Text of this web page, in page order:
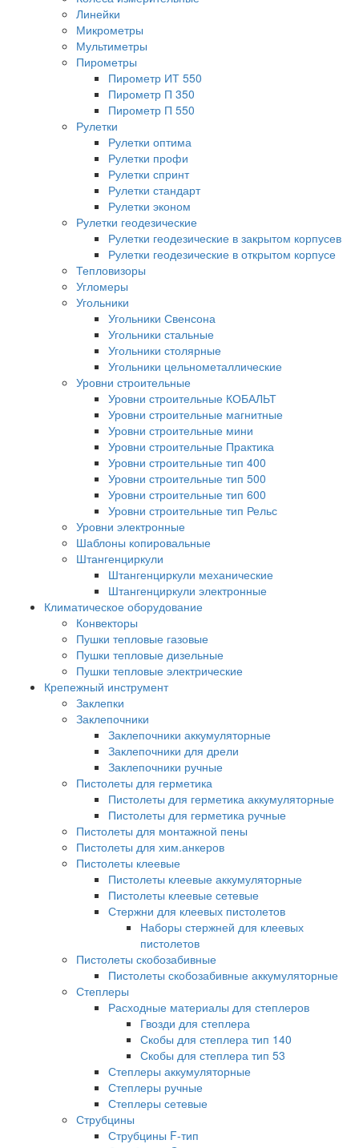
Линейки
Микрометры
Мультиметры
Пирометры
Пирометр ИТ 550
Пирометр П 350
Пирометр П 550
Рулетки
Рулетки оптима
Рулетки профи
Рулетки спринт
Рулетки стандарт
Рулетки эконом
Рулетки геодезические
Рулетки геодезические в закрытом корпусев
Рулетки геодезические в открытом корпусе
Тепловизоры
Угломеры
Угольники
Угольники Свенсона
Угольники стальные
Угольники столярные
Угольники цельнометаллические
Уровни строительные
Уровни строительные КОБАЛЬТ
Уровни строительные магнитные
Уровни строительные мини
Уровни строительные Практика
Уровни строительные тип 400
Уровни строительные тип 500
Уровни строительные тип 600
Уровни строительные тип Рельс
Уровни электронные
Шаблоны копировальные
Штангенциркули
Штангенциркули механические
Штангенциркули электронные
Климатическое оборудование
Конвекторы
Пушки тепловые газовые
Пушки тепловые дизельные
Пушки тепловые электрические
Крепежный инструмент
Заклепки
Заклепочники
Заклепочники аккумуляторные
Заклепочники для дрели
Заклепочники ручные
Пистолеты для герметика
Пистолеты для герметика аккумуляторные
Пистолеты для герметика ручные
Пистолеты для монтажной пены
Пистолеты для хим.анкеров
Пистолеты клеевые
Пистолеты клеевые аккумуляторные
Пистолеты клеевые сетевые
Стержни для клеевых пистолетов
Наборы стержней для клеевых
пистолетов
Пистолеты скобозабивные
Пистолеты скобозабивные аккумуляторные
Степлеры
Расходные материалы для степлеров
Гвозди для степлера
Скобы для степлера тип 140
Скобы для степлера тип 53
Степлеры аккумуляторные
Степлеры ручные
Степлеры сетевые
Струбцины
Струбцины F-тип